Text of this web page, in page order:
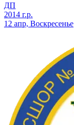
ДП
2014 г.р.
12 апр, Воскресенье